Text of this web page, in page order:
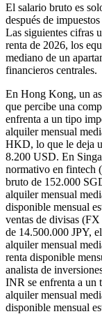
El salario bruto es
después de
Las siguientes cifras
renta de 2026, los
mediano de un
financieros centrales.
En Hong Kong, un
que percibe una
enfrenta a un tipo
alquiler mensual
HKD, lo que le deja
8.200 USD. En
normativo en fintech
bruto de 152.000
alquiler mensual
disponible mensual
ventas de divisas
de 14.500.000 JPY,
alquiler mensual
renta disponible
analista de
INR se enfrenta a un
alquiler mensual
disponible mensual